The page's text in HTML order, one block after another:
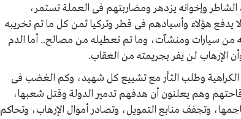
وإخوانه يزدهر ومضاربتهم فى العملة تستمر،
هؤلاء وأسيادهم فى قطر وتركيا ثمن كل ما تم تخريبه
من سيارات ومنشآت، وما تم تعطيله من مصالح.. أما الدم
لن يفر بجريمته من العقاب.
الكراهية وطلب الثأر مع تشييع كل شهيد، وكم الغضب فى
وهم يعلنون أن هدفهم تدمير الدولة وقتل شعبها،
وتجفف منابع التمويل، وتصادر أموال الإرهاب، وتحاكم